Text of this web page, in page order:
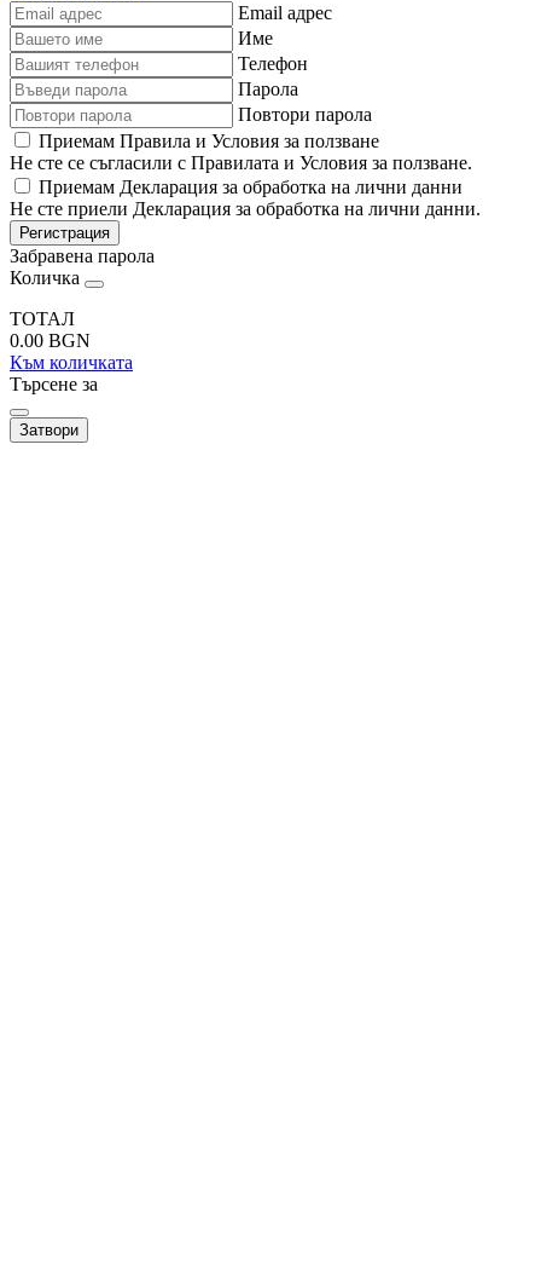
Email адрес
Име
Телефон
Парола
Повтори парола
Приемам Правила и Условия за ползване
Не сте се съгласили с Правилата и Условия за ползване.
Приемам Декларация за обработка на лични данни
Не сте приели Декларация за обработка на лични данни.
Регистрация
Забравена парола
Количка
ТОТАЛ
0.00 BGN
Към количката
Търсене за
Затвори